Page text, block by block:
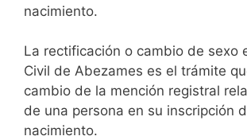
nacimiento.
La rectificación o cambio de sexo
Civil de Abezames es el trámite
cambio de la mención registral
de una persona en su inscripción
nacimiento.